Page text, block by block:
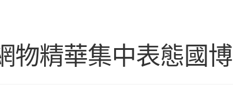
物精華集中表態國博